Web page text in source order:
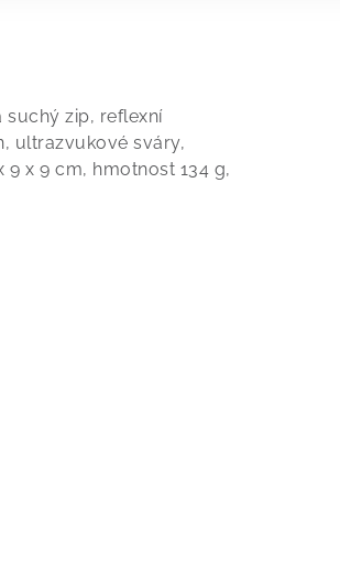
suchý zip, reflexní
ultrazvukové sváry,
x 9 cm, hmotnost 134 g,